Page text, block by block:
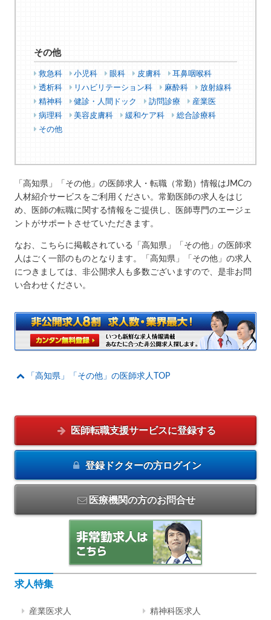
その他
救急科 小児科 眼科 皮膚科
耳鼻咽喉科
透析科
リハビリテーション科 麻酔科
放射線科
精神科
健診・人間ドック 訪問診療
産業医
病理科
美容皮膚科 緩和ケア科
総合診療科
その他
「高知県」「その他」の医師求人・転職（常勤）情報はJMCの
人材紹介サービスをご利用ください。常勤医師の求人をはじ
め、医師の転職に関する情報をご提供し、医師専門のエージェ
ントがサポートさせていただきます。
なお、こちらに掲載されている「高知県」「その他」の医師求
人はごく一部のものとなります。「高知県」「その他」の求人
につきましては、非公開求人も多数ございますので、是非お問
い合わせください。
「高知県」「その他」の医師求人TOP
医師転職支援サービスに登録する
登録ドクターの方ログイン
医療機関の方のお問合せ
求人特集
産業医求人 精神科医求人